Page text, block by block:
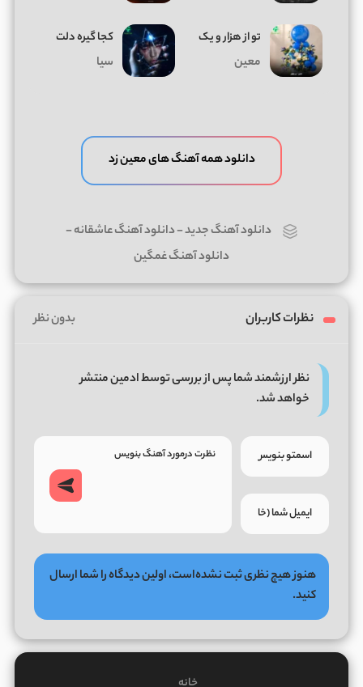
تو از هزار و یک
معین
کجا گیره دلت
سیا
دانلود همه آهنگ های معین زد
دانلود آهنگ جدید-دانلود آهنگ عاشقانه-
دانلود آهنگ غمگین
نظرات کاربران بدون نظر
نظر ارزشمند شما پس از بررسی توسط ادمین منتشر
خواهد شد.
هنوز هیچ نظری ثبت نشده‌است، اولین دیدگاه را شما ارسال
کنید.